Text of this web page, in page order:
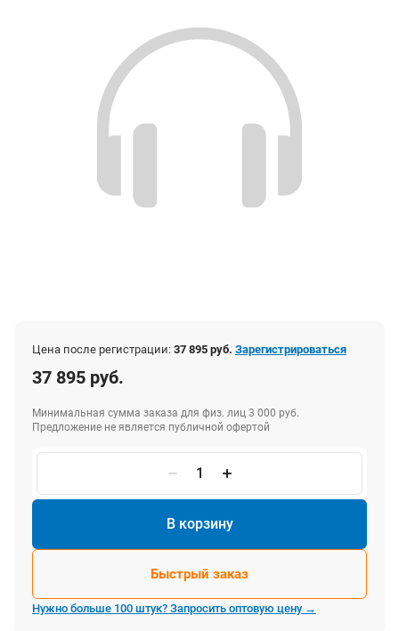
Цена после регистрации: 37 895 руб. Зарегистрироваться
37 895 руб.
Минимальная сумма заказа для физ. лиц 3 000 руб.
Предложение не является публичной офертой
В корзину
Быстрый заказ
Нужно больше 100 штук? Запросить оптовую цену →